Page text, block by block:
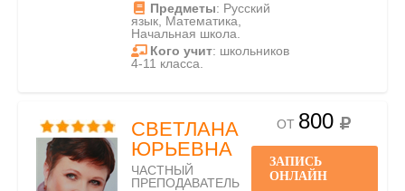
Предметы: Русский
язык, Математика,
Начальная школа.
Кого учит: школьников
4-11 класса.
СВЕТЛАНА
ЮРЬЕВНА
ЧАСТНЫЙ
ПРЕПОДАВАТЕЛЬ
ОТ 800
ЗАПИСЬ
ОНЛАЙН